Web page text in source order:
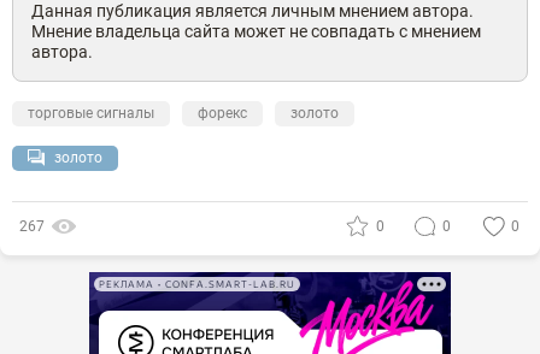
Данная публикация является личным мнением автора.
Мнение владельца сайта может не совпадать с мнением
автора.
торговые сигналы форекс золото
золото
267 0 0 0
РЕКЛАМА • CONFA.SMART-LAB.RU